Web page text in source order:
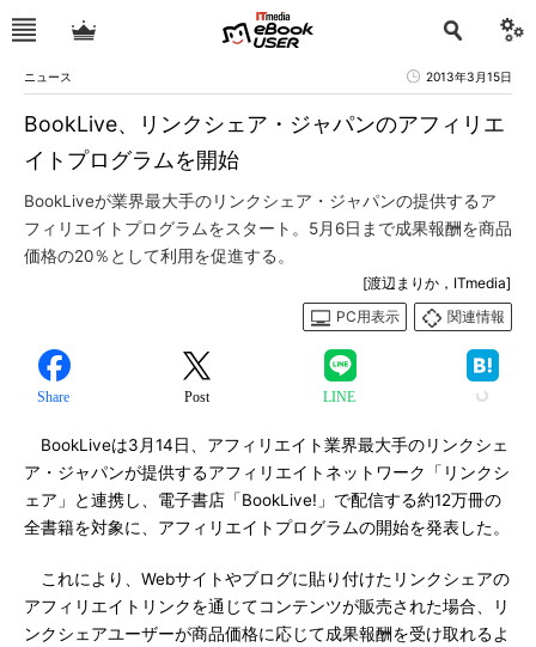
ニュース 2013年3月15日
BookLive、リンクシェア・ジャパンのアフィリエ
イトプログラムを開始
BookLiveが業界最大手のリンクシェア・ジャパンの提供するア
フィリエイトプログラムをスタート。5月6日まで成果報酬を商品
価格の20％として利用を促進する。
[渡辺まりか，ITmedia]
PC用表示
関連情報
Share Post LINE
BookLiveは3月14日、アフィリエイト業界最大手のリンクシェ
ア・ジャパンが提供するアフィリエイトネットワーク「リンクシ
ェア」と連携し、電子書店「BookLive!」で配信する約12万冊の
全書籍を対象に、アフィリエイトプログラムの開始を発表した。
これにより、Webサイトやブログに貼り付けたリンクシェアの
アフィリエイトリンクを通じてコンテンツが販売された場合、リ
ンクシェアユーザーが商品価格に応じて成果報酬を受け取れるよ